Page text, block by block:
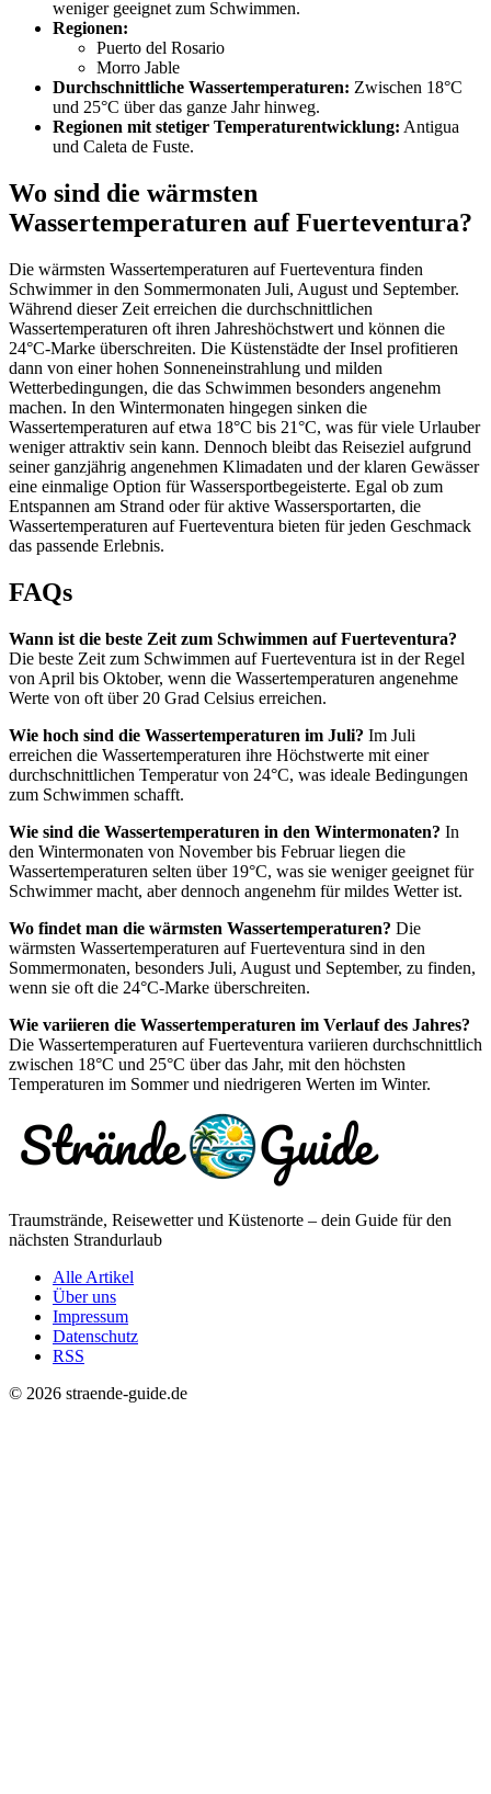
weniger geeignet zum Schwimmen.
Regionen:
Puerto del Rosario
Morro Jable
Durchschnittliche Wassertemperaturen: Zwischen 18°C
und 25°C über das ganze Jahr hinweg.
Regionen mit stetiger Temperaturentwicklung: Antigua
und Caleta de Fuste.
Wo sind die wärmsten
Wassertemperaturen auf Fuerteventura?
Die wärmsten Wassertemperaturen auf Fuerteventura finden
Schwimmer in den Sommermonaten Juli, August und September.
Während dieser Zeit erreichen die durchschnittlichen
Wassertemperaturen oft ihren Jahreshöchstwert und können die
24°C-Marke überschreiten. Die Küstenstädte der Insel profitieren
dann von einer hohen Sonneneinstrahlung und milden
Wetterbedingungen, die das Schwimmen besonders angenehm
machen. In den Wintermonaten hingegen sinken die
Wassertemperaturen auf etwa 18°C bis 21°C, was für viele Urlauber
weniger attraktiv sein kann. Dennoch bleibt das Reiseziel aufgrund
seiner ganzjährig angenehmen Klimadaten und der klaren Gewässer
eine einmalige Option für Wassersportbegeisterte. Egal ob zum
Entspannen am Strand oder für aktive Wassersportarten, die
Wassertemperaturen auf Fuerteventura bieten für jeden Geschmack
das passende Erlebnis.
FAQs
Wann ist die beste Zeit zum Schwimmen auf Fuerteventura?
Die beste Zeit zum Schwimmen auf Fuerteventura ist in der Regel
von April bis Oktober, wenn die Wassertemperaturen angenehme
Werte von oft über 20 Grad Celsius erreichen.
Wie hoch sind die Wassertemperaturen im Juli? Im Juli
erreichen die Wassertemperaturen ihre Höchstwerte mit einer
durchschnittlichen Temperatur von 24°C, was ideale Bedingungen
zum Schwimmen schafft.
Wie sind die Wassertemperaturen in den Wintermonaten? In
den Wintermonaten von November bis Februar liegen die
Wassertemperaturen selten über 19°C, was sie weniger geeignet für
Schwimmer macht, aber dennoch angenehm für mildes Wetter ist.
Wo findet man die wärmsten Wassertemperaturen? Die
wärmsten Wassertemperaturen auf Fuerteventura sind in den
Sommermonaten, besonders Juli, August und September, zu finden,
wenn sie oft die 24°C-Marke überschreiten.
Wie variieren die Wassertemperaturen im Verlauf des Jahres?
Die Wassertemperaturen auf Fuerteventura variieren durchschnittlich
zwischen 18°C und 25°C über das Jahr, mit den höchsten
Temperaturen im Sommer und niedrigeren Werten im Winter.
Traumstrände, Reisewetter und Küstenorte – dein Guide für den
nächsten Strandurlaub
Alle Artikel
Über uns
Impressum
Datenschutz
RSS
© 2026 straende-guide.de